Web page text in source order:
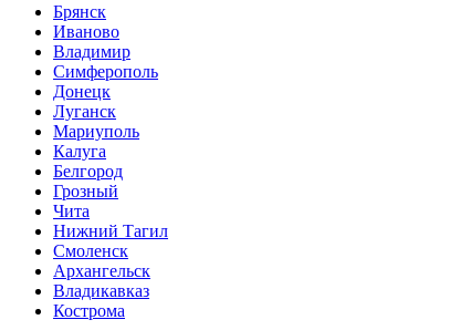
Брянск
Иваново
Владимир
Симферополь
Донецк
Луганск
Мариуполь
Калуга
Белгород
Грозный
Чита
Нижний Тагил
Смоленск
Архангельск
Владикавказ
Кострома